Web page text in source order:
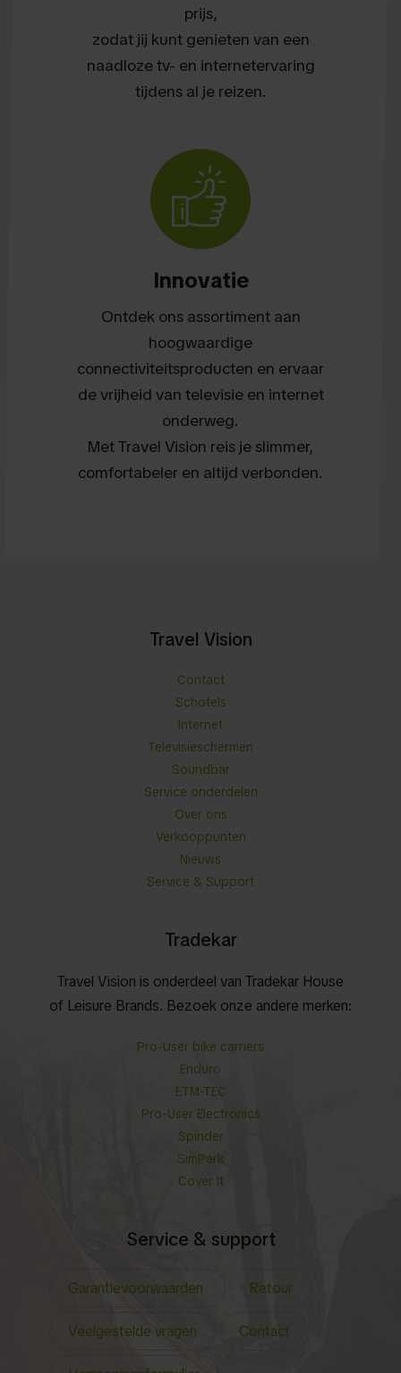
prijs,
zodat jij kunt genieten van een
naadloze tv- en internetervaring
tijdens al je reizen.
Innovatie
Ontdek ons assortiment aan
hoogwaardige
connectiviteitsproducten en ervaar
de vrijheid van televisie en internet
onderweg.
Met Travel Vision reis je slimmer,
comfortabeler en altijd verbonden.
Travel Vision
Contact
Schotels
Internet
Televisieschermen
Soundbar
Service onderdelen
Over ons
Verkooppunten
Nieuws
Service & Support
Tradekar
Travel Vision is onderdeel van Tradekar House
of Leisure Brands. Bezoek onze andere merken:
Pro-User bike carriers
Enduro
ETM-TEC
Pro-User Electronics
Spinder
SimPark
Cover It
Service & support
Garantievoorwaarden Retour
Veelgestelde vragen Contact